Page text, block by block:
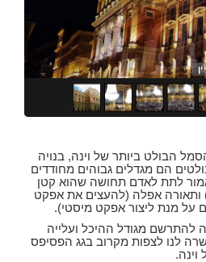
הבולט ביותר של וינה, בנויה
הם מגדלים גבוהים מחודדים
לתת לאדם תחושה שהוא קטן
ותאורה אפלה (להעצים את אפקט
על מנת ליצור אפקט מיסטי).
להתרשם מגודל ההיכל ועלייה
לנו לצפות מקרוב בגג הפסיפס